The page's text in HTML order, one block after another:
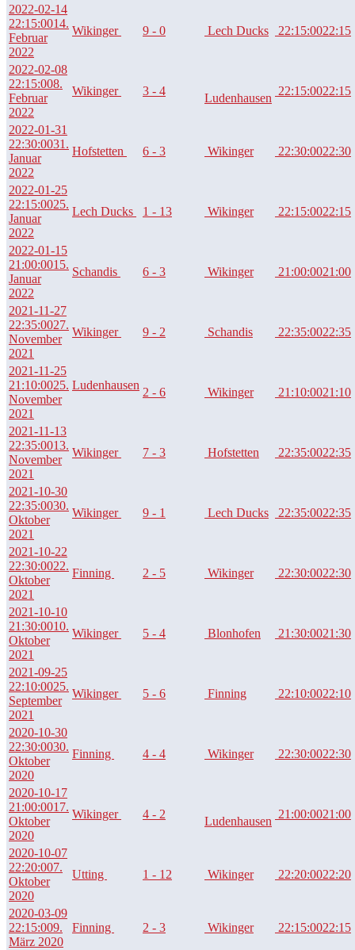
2022-02-14
22:15:0014.
Februar
2022
Wikinger 9 - 0 Lech Ducks 22:15:0022:15
2022-02-08
22:15:008.
Februar
2022
Wikinger 3 - 4
Ludenhausen
22:15:0022:15
2022-01-31
22:30:0031.
Januar
2022
Hofstetten 6 - 3 Wikinger 22:30:0022:30
2022-01-25
22:15:0025.
Januar
2022
Lech Ducks 1 - 13 Wikinger 22:15:0022:15
2022-01-15
21:00:0015.
Januar
2022
Schandis 6 - 3 Wikinger 21:00:0021:00
2021-11-27
22:35:0027.
November
2021
Wikinger 9 - 2 Schandis 22:35:0022:35
2021-11-25
21:10:0025.
November
2021
Ludenhausen
2 - 6 Wikinger 21:10:0021:10
2021-11-13
22:35:0013.
November
2021
Wikinger 7 - 3 Hofstetten 22:35:0022:35
2021-10-30
22:35:0030.
Oktober
2021
Wikinger 9 - 1 Lech Ducks 22:35:0022:35
2021-10-22
22:30:0022.
Oktober
2021
Finning 2 - 5 Wikinger 22:30:0022:30
2021-10-10
21:30:0010.
Oktober
2021
Wikinger 5 - 4 Blonhofen 21:30:0021:30
2021-09-25
22:10:0025.
September
2021
Wikinger 5 - 6 Finning 22:10:0022:10
2020-10-30
22:30:0030.
Oktober
2020
Finning 4 - 4 Wikinger 22:30:0022:30
2020-10-17
21:00:0017.
Oktober
2020
Wikinger 4 - 2
Ludenhausen
21:00:0021:00
2020-10-07
22:20:007.
Oktober
2020
Utting 1 - 12 Wikinger 22:20:0022:20
2020-03-09
22:15:009.
März 2020
Finning 2 - 3 Wikinger 22:15:0022:15